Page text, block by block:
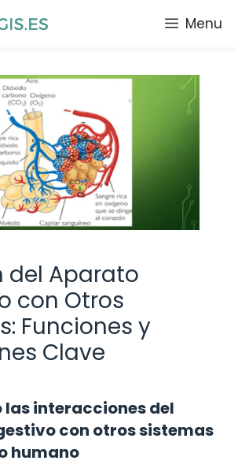
Menu
del Aparato
con Otros
Funciones y
Clave
las interacciones del
con otros sistemas
humano